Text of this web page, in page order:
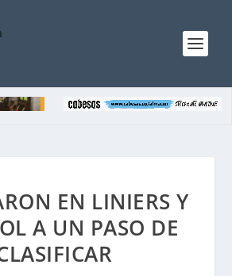
EN LINIERS Y
A UN PASO DE